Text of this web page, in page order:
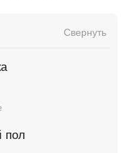
Свернуть
пол